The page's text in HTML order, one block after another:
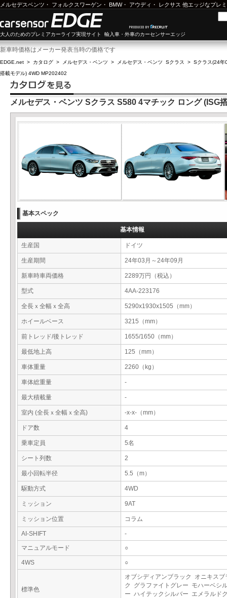
メルセデスベンツ ・ フォルクスワーゲン ・ BMW・ アウディ ・ レクサス 他エッジなプレ
大人のためのプレミアカーライフ実現サイト 輸入車・外車のカーセンサーエッジ
新車時価格はメーカー発表当時の価格です
EDGE.net > カタログ > メルセデス・ベンツ > メルセデス・ベンツ Sクラス > Sクラス(24年
搭載モデル) 4WD MP202402
メルセデス・ベンツ Sクラス S580 4マチック ロング (ISG
基本スペック
基本情報
生産国 ドイツ
生産期間 24年03月～24年09月
新車時車両価格 2289万円（税込）
型式 4AA-223176
全長ｘ全幅ｘ全高 5290x1930x1505（mm）
ホイールベース 3215（mm）
前トレッド/後トレッド 1655/1650（mm）
最低地上高 125（mm）
車体重量 2260（kg）
車体総重量 -
最大積載量 -
室内 (全長ｘ全幅ｘ全高) -x-x-（mm）
ドア数 4
乗車定員 5名
シート列数 2
最小回転半径 5.5（m）
駆動方式 4WD
ミッション 9AT
ミッション位置 コラム
AI-SHIFT
-
マニュアルモード
○
4WS ○
標準色
オブシディアンブラック オニキスブ
ク グラファイトグレー モハーベシ
ー ハイテックシルバー エメラルド